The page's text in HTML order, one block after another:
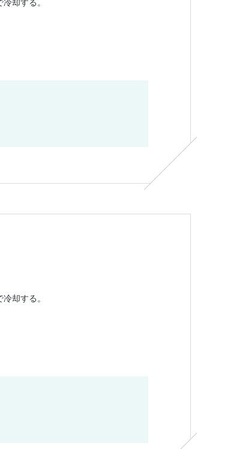
却する。
却する。